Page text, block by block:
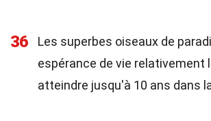
36
Les superbes oiseaux de
espérance de vie relativement
atteindre jusqu'à 10 ans dans